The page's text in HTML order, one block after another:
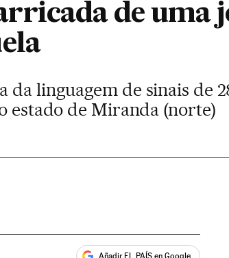
de uma
linguagem de sinais de
estado de Miranda (norte)
Añadir EL PAÍS en Google